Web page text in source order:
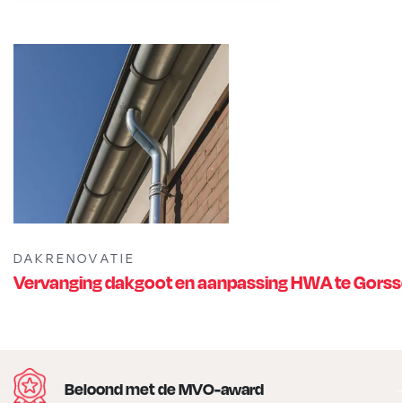
DAKRENOVATIE
Vervanging dakgoot en aanpassing HWA te
Beloond met de MVO-award